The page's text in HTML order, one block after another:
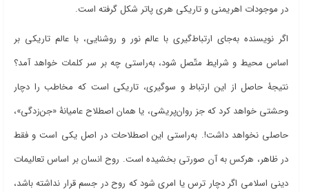
در موجودات اهریمنی و تاریکی هری پاتر شکل گرفته است.
اگر نویسنده بهجای ارتباطگیری با عالم نور و روشنایی، با عالم تاریکی بر
اساس محیط و شرایط متّصل شود، بهراستی چه بر سر کلمات خواهد آمد؟
نتیجۀ حاصل از این ارتباط و سوگیری، تاریکی است که مخاطب را دچار
وحشتی خواهد کرد که جز روانپریشی، یا همان اصطلاح عامیانۀ «جنزدگی»،
حاصلی نخواهد داشت!. بهراستی این اصطلاحات در اصل یکی است و فقط
در ظاهر، هرکس به آن صورتی بخشیده است. روح انسان بر اساس تعالیمات
دینی اسلامی اگر دچار ترس یا امری شود که روح در جسم قرار نداشته باشد،